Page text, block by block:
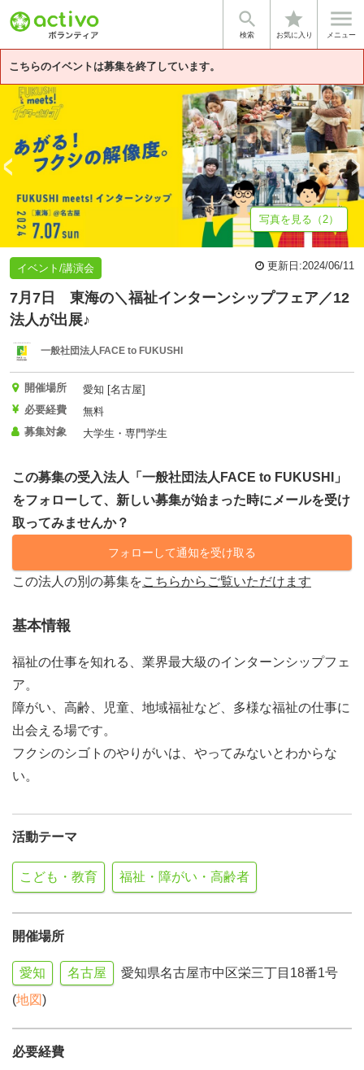

検索
star
お気に入り

メニュー
こちらのイベントは募集を終了しています。
基本情報 募集詳細 法人情報
写真を見る（2）
イベント/講演会 更新日:2024/06/11
7月7日 東海の＼福祉インターンシップフェア／12
法人が出展♪
一般社団法人FACE to FUKUSHI
開催場所
愛知 [名古屋]
必要経費
無料
募集対象
大学生・専門学生
この募集の受入法人「一般社団法人FACE to FUKUSHI」
をフォローして、新しい募集が始まった時にメールを受け
取ってみませんか？
フォローして通知を受け取る
この法人の別の募集をこちらからご覧いただけます
基本情報
福祉の仕事を知れる、業界最大級のインターンシップフェ
ア。
障がい、高齢、児童、地域福祉など、多様な福祉の仕事に
出会える場です。
フクシのシゴトのやりがいは、やってみないとわからな
い。
活動テーマ
こども・教育 福祉・障がい・高齢者
開催場所
愛知 名古屋
愛知県名古屋市中区栄三丁目18番1号
(地図)
必要経費